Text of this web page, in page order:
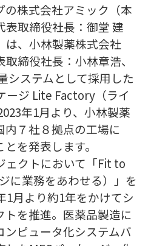
の株式会社アミック（本
取締役社長：御堂 建
、小林製薬株式会社
取締役社長：小林章浩、
システムとして採用した
ージ Lite Factory（ライ
年1月より、小林製薬
７社８拠点の工場に
を発表します。
ェクトにおいて「Fit to
に業務をあわせる）」を
1月より約1年をかけてシ
トを推進。医薬品製造に
ンピュータ化システムバ